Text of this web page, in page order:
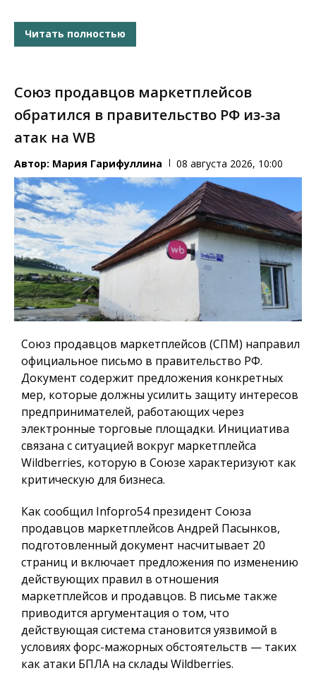
Читать полностью
Союз продавцов маркетплейсов
обратился в правительство РФ из-за
атак на WB
Автор: Мария Гарифуллина 08 августа 2026, 10:00
Союз продавцов маркетплейсов (СПМ) направил
официальное письмо в правительство РФ.
Документ содержит предложения конкретных
мер, которые должны усилить защиту интересов
предпринимателей, работающих через
электронные торговые площадки. Инициатива
связана с ситуацией вокруг маркетплейса
Wildberries, которую в Союзе характеризуют как
критическую для бизнеса.
Как сообщил Infopro54президент Союза
продавцов маркетплейсов Андрей Пасынков,
подготовленный документ насчитывает 20
страниц и включает предложения по изменению
действующих правил в отношения
маркетплейсов и продавцов. В письме также
приводится аргументация о том, что
действующая система становится уязвимой в
условиях форс-мажорных обстоятельств — таких
как атаки БПЛА на склады Wildberries.